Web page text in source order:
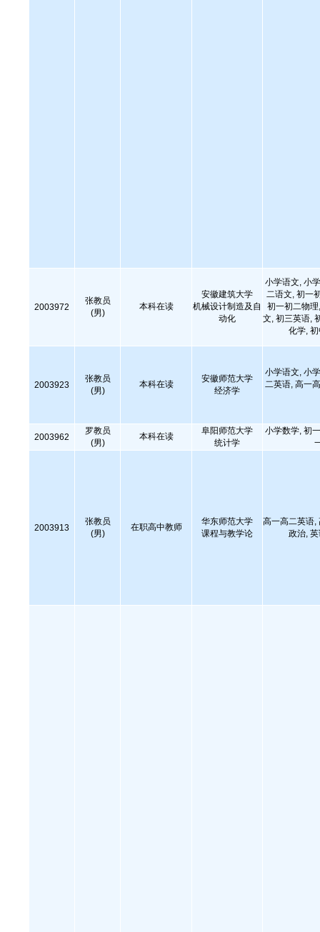
2003972
张教员
(男)
本科在读
安徽建筑大学
机械设计制造及自
动化
小学语文, 小
二语文, 初一
初一初二物
文, 初三英语,
化学,
2003923
张教员
(男)
本科在读
安徽师范大学
经济学
小学语文, 小
二英语, 高一
2003962
罗教员
(男)
本科在读
阜阳师范大学
统计学
小学数学, 初
2003913
张教员
(男)
在职高中教师
华东师范大学
课程与教学论
高一高二英语,
政治,